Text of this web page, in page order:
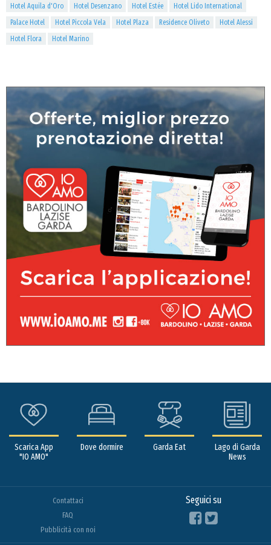
Hotel Aquila d'Oro Hotel Desenzano Hotel Estée
Hotel Lido International
Palace Hotel
Hotel Piccola Vela Hotel Plaza Residence Oliveto
Hotel Alessi
Hotel Flora
Hotel Marino
Scarica App
"IO AMO"
Dove dormire Garda Eat
Lago di Garda
News
Contattaci
FAQ
Pubblicità con noi
Seguici su